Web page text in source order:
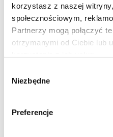
korzystasz z naszej
społecznościowym,
Partnerzy mogą połączyć
otrzymanymi od Ciebie lub
zgody
Niezbędne
Preferencje